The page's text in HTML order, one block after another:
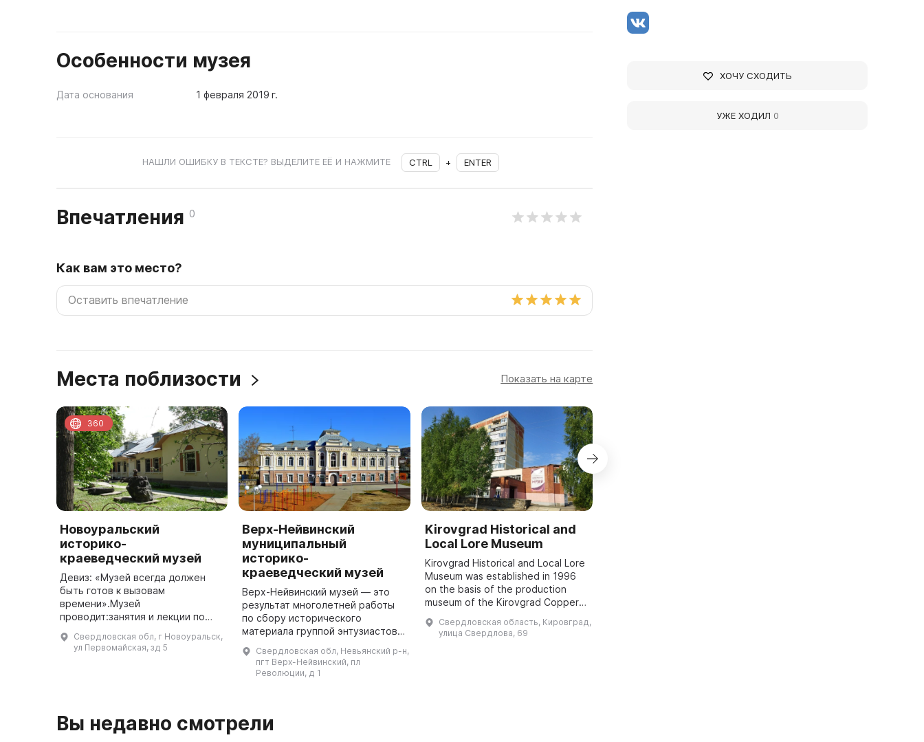
Особенности музея
Дата основания 1 февраля 2019 г.
НАШЛИ ОШИБКУ В ТЕКСТЕ? ВЫДЕЛИТЕ ЕЁ И НАЖМИТЕ CTRL + ENTER
Впечатления 0
Как вам это место?
Места поблизости Показать на карте
Новоуральский
историко-
краеведческий музей
Девиз: «Музей всегда должен
быть готов к вызовам
времени».Музей
проводит:занятия и лекции по
практические
конференции.православные
Свердловская обл, г Новоуральск,
ул Первомайская, зд 5
360
Верх-Нейвинский
муниципальный
историко-
краеведческий музей
Верх-Нейвинский музей — это
результат многолетней работы
по сбору исторического
материала группой энтузиастов,
житель Верх-Нейвинска. 26
апреля 1968 года открылся Верх-
Свердловская обл, Невьянский р-н,
пгт Верх-Нейвинский, пл
Революции, д 1
Kirovgrad Historical and
Local Lore Museum
Kirovgrad Historical and Local Lore
Museum was established in 1996
on the basis of the production
museum of the Kirovgrad Copper
presents the history of the
Свердловская область, Кировград,
улица Свердлова, 69
Вы недавно смотрели
ХОЧУ СХОДИТЬ
УЖЕ ХОДИЛ 0